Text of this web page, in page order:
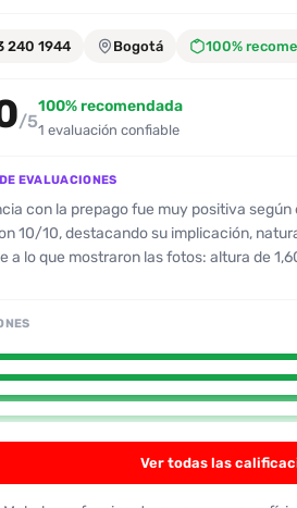
240 1944 Bogotá 100%
/5
100% recomendada
1 evaluación confiable
EVALUACIONES
la prepago fue muy positiva según el relato. En cuanto a
10/10, destacando su implicación, naturalidad
a lo que mostraron las fotos: altura de
aunque se observó que no estaba
simpática y sin filtros, aceptó el
durante todo el encuentro. Los servicios ofrecidos fueron variados:
eróticos, sexo oral con condón y sexo
de placer mutuo y buena conversación. No hubo
ligera crítica sobre la depilación incompleta. El patrón
prepago muy involucrada, sin reservas y
expectativas del cliente. Recomendada y
Ver todas las